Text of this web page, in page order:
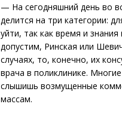
— На сегодняшний день во
делится на три категории:
уйти, так как время и
допустим, Ринская или
случаях, то, конечно, их
врача в поликлинике.
слышишь возмущенные
массам.